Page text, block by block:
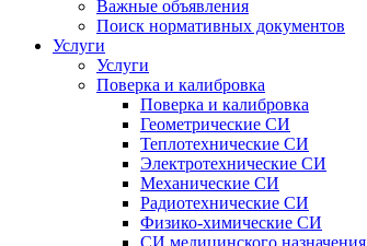
Важные объявления
Поиск нормативных документов
Услуги
Услуги
Поверка и калибровка
Поверка и калибровка
Геометрические СИ
Теплотехнические СИ
Электротехнические СИ
Механические СИ
Радиотехнические СИ
Физико-химические СИ
СИ медицинского назначения